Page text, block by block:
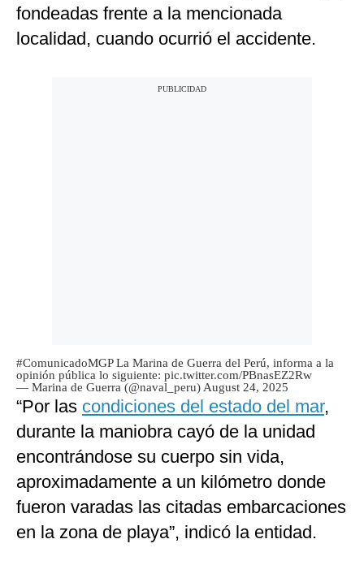
fondeadas frente a la mencionada
localidad, cuando ocurrió el accidente.
#ComunicadoMGPLa Marina de Guerra del Perú, informa a la
opinión pública lo siguiente: pic.twitter.com/PBnasEZ2Rw
— Marina de Guerra (@naval_peru)August 24, 2025
“Por las condiciones del estado del mar,
durante la maniobra cayó de la unidad
encontrándose su cuerpo sin vida,
aproximadamente a un kilómetro donde
fueron varadas las citadas embarcaciones
en la zona de playa”, indicó la entidad.